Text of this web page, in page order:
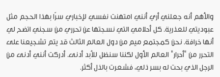
والأهم أنه جعلني أري أنني امتهنت نفسي لإخباري سرًا بهذا الحجم مثل
عبوديتي للعذرية. كل أحلامي التي نسجتها عن تحرري من سجني اتضح لي
أنها خرافة. نحن كمجتمع ميم من دول العالم الثالث قد يتم تشجيعنا على
التحرر من "أحرار" العالم الأول لكننا سنظل للأبد أدنى. أدركت أنني أدنى من
الرجل الذي بحت له بسر ذلي، فشعرت بالذل أكثر.